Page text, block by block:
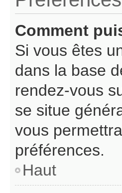
Comment
Si vous êtes
dans la base
rendez-vous
se situe
vous
préférences.
Haut